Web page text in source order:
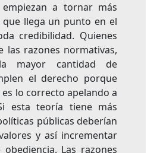
a tornar más
que llega un punto en el
credibilidad. Quienes
las razones normativas,
mayor cantidad de
el derecho porque
lo correcto apelando a
esta teoría tiene más
públicas deberían
y así incrementar
Las razones